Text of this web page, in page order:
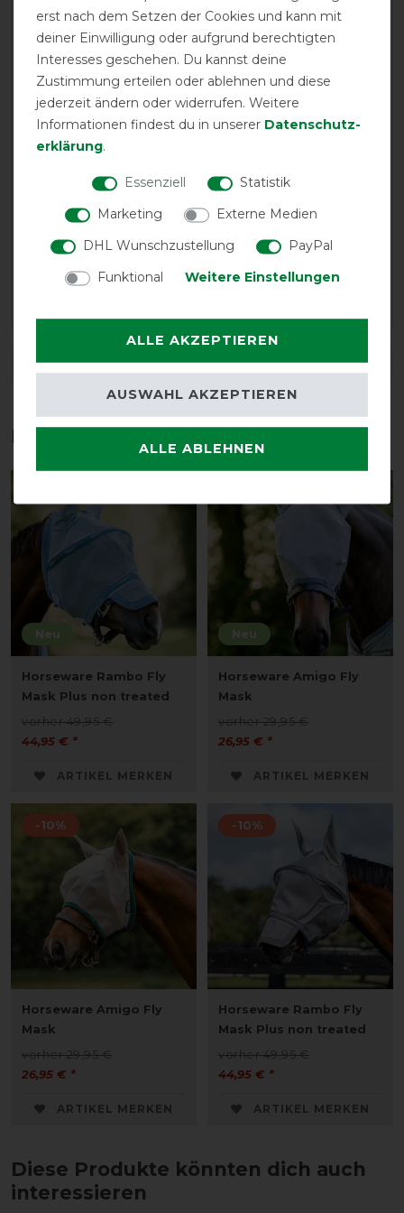
vielleicht etwas knapp. Pferd steht sehr viel entspannter
damit.
13.08.2024
Sehr gut sitzend
05.07.2024
Mein Muli hatte nach einem Umfall eine nur sehr
langsam heilende Wunde am Röhrbein. Nach 5 Wochen
Verband habe ich auf den Flyboot gewechselt. Er hält
die Insekten zuverlässig ab, schützt das immer noch
empfindliche Röhrbein und ist gleichzeitig
luftdurchlässig. Für mein Muli viel angenehmer als der
DETAILS ZUR PRODUKTSICHERHEIT
Das perfekte Zubehör für dich
Neu
Horseware Rambo Fly
Mask Plus non treated
vorher 49,95 €
44,95 € *
ARTIKEL MERKEN
Neu
Horseware Amigo Fly
Mask
vorher 29,95 €
26,95 € *
ARTIKEL MERKEN
-10%
Horseware Amigo Fly
Mask
vorher 29,95 €
26,95 € *
ARTIKEL MERKEN
-10%
Horseware Rambo Fly
Mask Plus non treated
vorher 49,95 €
44,95 € *
ARTIKEL MERKEN
Diese Produkte könnten dich auch
interessieren
erst nach dem Setzen der Cookies und kann mit
deiner Einwilligung oder aufgrund berechtigten
Interesses geschehen. Du kannst deine
Zustimmung erteilen oder ablehnen und diese
jederzeit ändern oder widerrufen. Weitere
Informationen findest du in unserer Daten­schutz­
erklärung.
Essenziell
Statistik
Marketing
Externe Medien
DHL Wunschzustellung
PayPal
Funktional
Weitere Einstellungen
ALLE AKZEPTIEREN
ALLE ABLEHNEN
AUSWAHL AKZEPTIEREN